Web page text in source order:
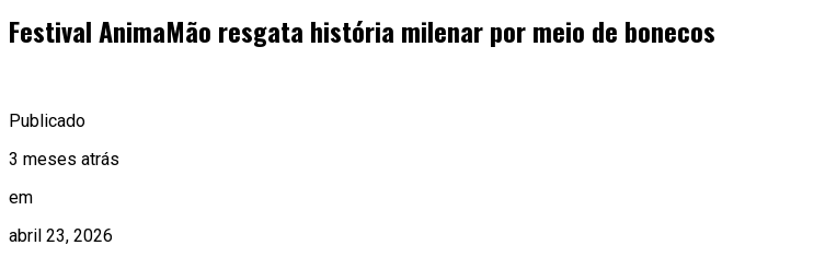
Festival AnimaMão resgata história milenar por meio de bonecos
Publicado
3 meses atrás
em
abril 23, 2026